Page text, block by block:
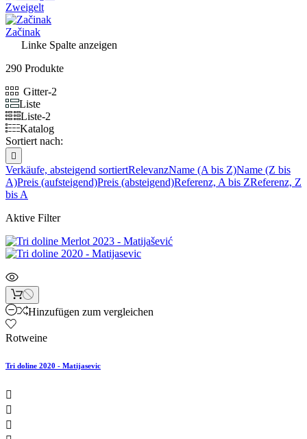
Zweigelt
Začinak
Linke Spalte anzeigen
290 Produkte
Gitter-2
Liste
Liste-2
Katalog
Sortiert nach:

Verkäufe, absteigend sortiertRelevanzName (A bis Z)Name (Z bis
A)Preis (aufsteigend)Preis (absteigend)Referenz, A bis ZReferenz, Z
bis A
Aktive Filter
Hinzufügen zum vergleichen
Rotweine
Tri doline 2020 - Matijasevic


